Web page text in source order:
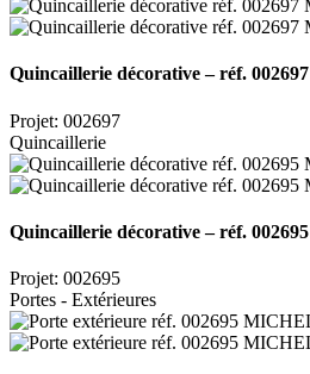
Quincaillerie décorative – réf. 002697
Projet: 002697
Quincaillerie
Quincaillerie décorative – réf. 002695
Projet: 002695
Portes - Extérieures